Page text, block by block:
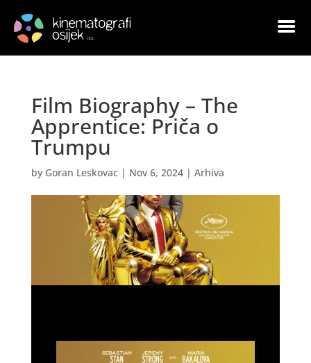
Film Biography – The
Apprentice: Priča o
Trumpu
by Goran Leskovac| Nov 6, 2024| Arhiva